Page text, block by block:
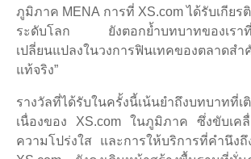
ภูมิภาค MENA การที่ XS.com ได้รับเกีย
ระดับโลก ยังตอกย้ำบทบาทของเราที่
เปลี่ยนแปลงในวงการฟินเทคของตลาดสำ
แท้จริง”
รางวัลที่ได้รับในครั้งนี้เน้นยำถึงบทบาทที่เ
เนื่องของ XS.com ในภูมิภาค ซึ่งขับเค
ความโปร่งใส และการให้บริการที่คำนึงถึ